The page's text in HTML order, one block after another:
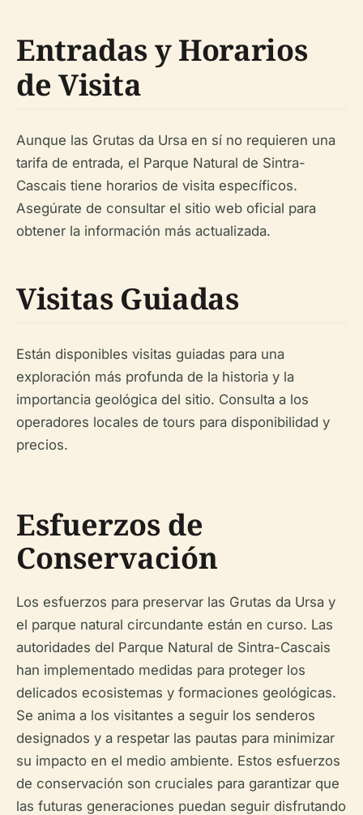
Entradas y Horarios
de Visita
Aunque las Grutas da Ursa en sí no requieren una
tarifa de entrada, el Parque Natural de Sintra-
Cascais tiene horarios de visita específicos.
Asegúrate de consultar el sitio web oficial para
obtener la información más actualizada.
Visitas Guiadas
Están disponibles visitas guiadas para una
exploración más profunda de la historia y la
importancia geológica del sitio. Consulta a los
operadores locales de tours para disponibilidad y
precios.
Esfuerzos de
Conservación
Los esfuerzos para preservar las Grutas da Ursa y
el parque natural circundante están en curso. Las
autoridades del Parque Natural de Sintra-Cascais
han implementado medidas para proteger los
delicados ecosistemas y formaciones geológicas.
Se anima a los visitantes a seguir los senderos
designados y a respetar las pautas para minimizar
su impacto en el medio ambiente. Estos esfuerzos
de conservación son cruciales para garantizar que
las futuras generaciones puedan seguir disfrutando